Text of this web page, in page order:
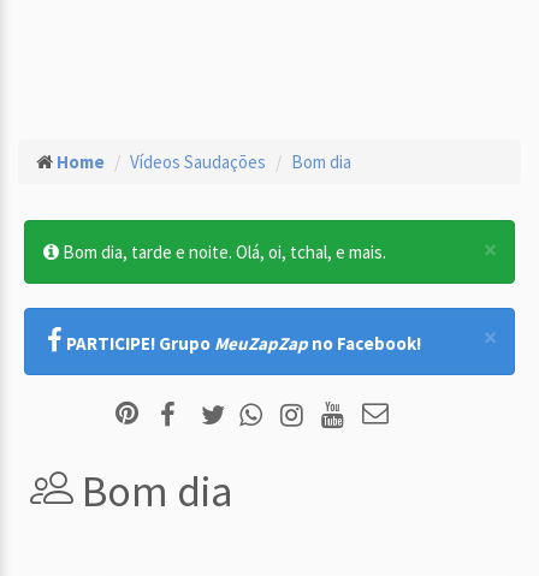
Home Vídeos Saudações Bom dia
×
Bom dia, tarde e noite. Olá, oi, tchal, e mais.
×
PARTICIPE! Grupo MeuZapZap no Facebook!
Bom dia